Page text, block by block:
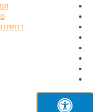
דרושים